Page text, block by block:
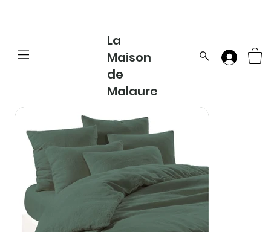
La
Maison
de
Malaure